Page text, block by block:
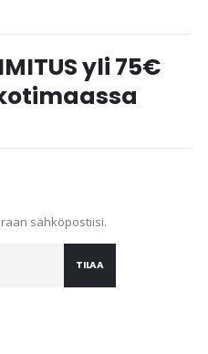
yli 75€
sähköpostiisi.
TILAA